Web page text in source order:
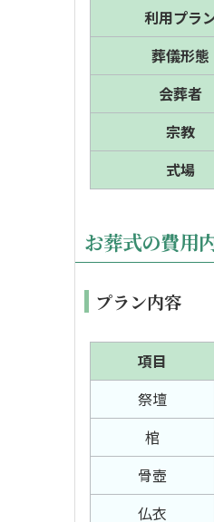
利用プラ
葬儀形態
会葬者
宗教
式場
お葬式の費用
プラン内容
項目
祭壇
棺
骨壺
仏衣